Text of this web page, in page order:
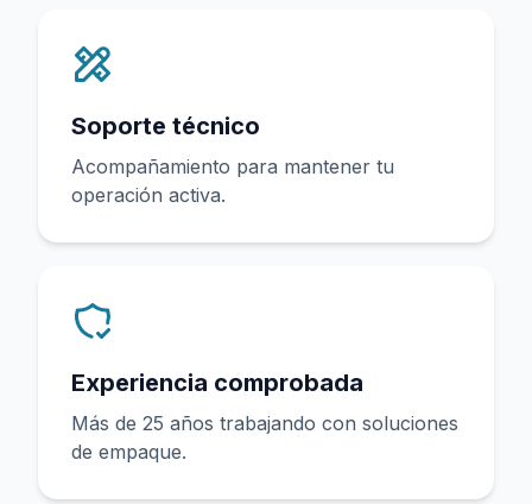
Soporte técnico
Acompañamiento para mantener tu
operación activa.
Experiencia comprobada
Más de 25 años trabajando con soluciones
de empaque.